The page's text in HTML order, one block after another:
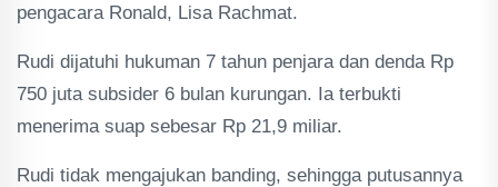
pengacara Ronald, Lisa Rachmat.
Rudi dijatuhi hukuman 7 tahun penjara dan denda Rp
750 juta subsider 6 bulan kurungan. Ia terbukti
menerima suap sebesar Rp 21,9 miliar.
Rudi tidak mengajukan banding, sehingga putusannya